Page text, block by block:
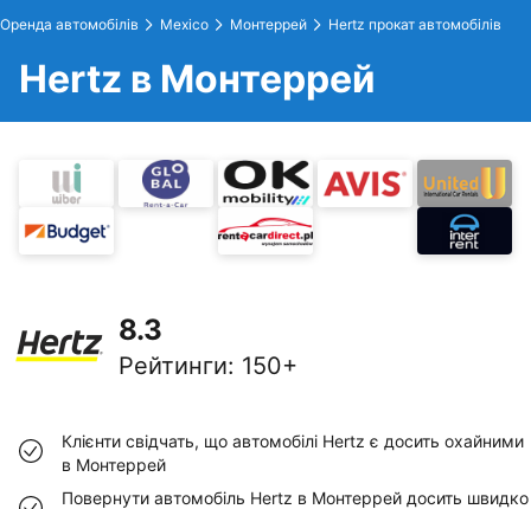
Оренда автомобілів Mexico Монтеррей Hertz прокат автомобілів
Hertz в Монтеррей
8.3
Рейтинги: 150+
Клієнти свідчать, що автомобілі Hertz є досить охайними
в Монтеррей
Повернути автомобіль Hertz в Монтеррей досить швидко